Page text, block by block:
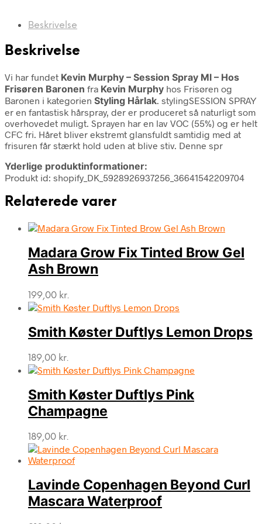
Beskrivelse
Beskrivelse
Vi har fundet Kevin Murphy – Session Spray Ml – Hos
Frisøren Baronen fra Kevin Murphy hos Frisøren og
Baronen i kategorien Styling Hårlak. stylingSESSION SPRAY
er en fantastisk hårspray, der er produceret så naturligt som
overhovedet muligt. Sprayen har en lav VOC (55%) og er helt
CFC fri. Håret bliver ekstremt glansfuldt samtidig med at
frisuren får stærkt hold uden at blive stiv. Denne spr
Yderlige produktinformationer:
Produkt id: shopify_DK_5928926937256_36641542209704
Relaterede varer
Madara Grow Fix Tinted Brow Gel
Ash Brown
199,00 kr.
Smith Køster Duftlys Lemon Drops
189,00 kr.
Smith Køster Duftlys Pink
Champagne
189,00 kr.
Lavinde Copenhagen Beyond Curl
Mascara Waterproof